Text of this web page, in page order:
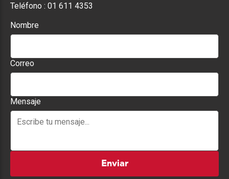
Teléfono : 01 611 4353
Nombre
Correo
Mensaje
Enviar